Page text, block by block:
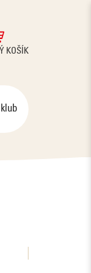
KOŠÍK